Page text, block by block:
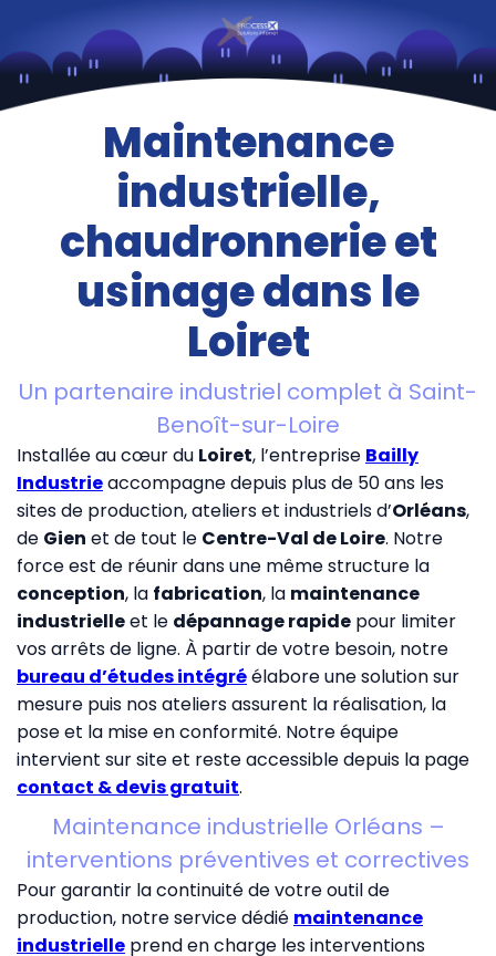
Maintenance
industrielle,
chaudronnerie et
usinage dans le
Loiret
Un partenaire industriel complet à Saint-
Benoît-sur-Loire
Installée au cœur du Loiret, l’entreprise Bailly
Industrieaccompagne depuis plus de 50 ans les
sites de production, ateliers et industriels d’Orléans,
de Gien et de tout le Centre-Val de Loire. Notre
force est de réunir dans une même structure la
conception, la fabrication, la maintenance
industrielleet le dépannage rapide pour limiter
vos arrêts de ligne. À partir de votre besoin, notre
bureau d’études intégréélabore une solution sur
mesure puis nos ateliers assurent la réalisation, la
pose et la mise en conformité. Notre équipe
intervient sur site et reste accessible depuis la page
contact & devis gratuit.
Maintenance industrielle Orléans –
interventions préventives et correctives
Pour garantir la continuité de votre outil de
production, notre service dédié maintenance
industrielle prend en charge les interventions